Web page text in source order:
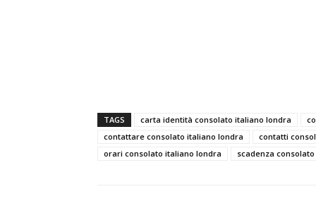
TAGS carta identità consolato italiano londra
contattare consolato italiano londra
contatti
orari consolato italiano londra
scadenza